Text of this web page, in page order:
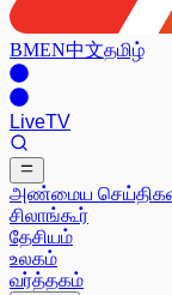
BMEN中文தமிழ்
LiveTV
அண்மைய
சிலாங்கூர்
தேசியம்
உலகம்
வர்த்தகம்